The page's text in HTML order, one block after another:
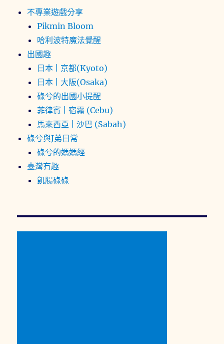
不專業遊戲分享
Pikmin Bloom
哈利波特魔法覺醒
出國趣
日本 | 京都(Kyoto)
日本 | 大阪(Osaka)
碌兮的出國小提醒
菲律賓 | 宿霧 (Cebu)
馬來西亞 | 沙巴 (Sabah)
碌兮與J弟日常
碌兮的媽媽經
臺灣有趣
飢腸碌碌